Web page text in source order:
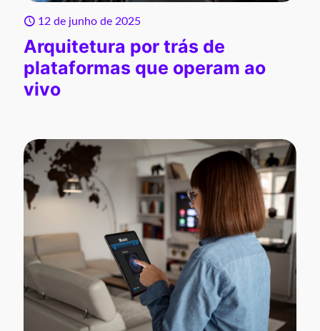
12 de junho de 2025
Arquitetura por trás de
plataformas que operam ao
vivo